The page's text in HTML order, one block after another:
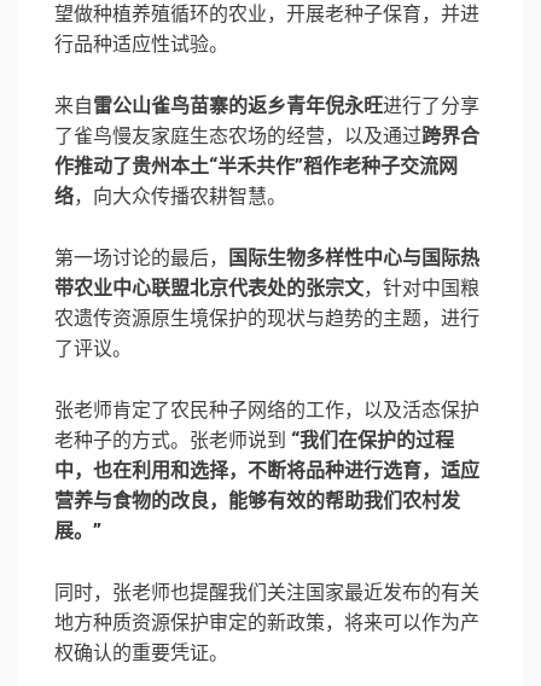
望做种植养殖循环的农业，开展老种子保育，并进
行品种适应性试验。
来自雷公山雀鸟苗寨的返乡青年倪永旺进行了分享
了雀鸟慢友家庭生态农场的经营，以及通过跨界合
作推动了贵州本土“半禾共作”稻作老种子交流网
络，向大众传播农耕智慧。
第一场讨论的最后，
国际生物多样性中心与国际热
带农业中心联盟北京代表处的张宗文，针对中国粮
农遗传资源原生境保护的现状与趋势的主题，进行
了评议。
张老师肯定了农民种子网络的工作，以及活态保护
老种子的方式。张老师说到 “我们在保护的过程
中，也在利用和选择，不断将品种进行选育，适应
营养与食物的改良，能够有效的帮助我们农村发
展。”
同时，张老师也提醒我们关注国家最近发布的有关
地方种质资源保护审定的新政策，将来可以作为产
权确认的重要凭证。